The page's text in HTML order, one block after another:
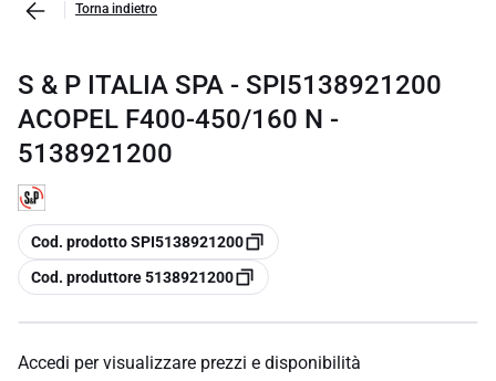
Torna indietro
S & P ITALIA SPA - SPI5138921200
ACOPEL F400-450/160 N -
5138921200
copia
Cod. prodotto SPI5138921200
copia
Cod. produttore 5138921200
Accedi per visualizzare prezzi e disponibilità